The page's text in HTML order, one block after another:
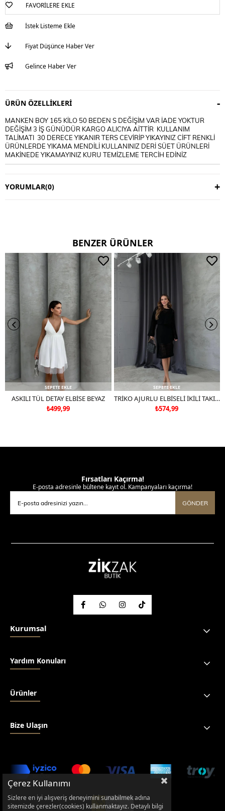
FAVORILERE EKLE
İstek Listeme Ekle
Fiyat Düşünce Haber Ver
Gelince Haber Ver
ÜRÜN ÖZELLIKLERI
MANKEN BOY 165 KİLO 50 BEDEN S DEĞİŞİM VAR İADE YOKTUR
DEĞİŞİM 3 İŞ GÜNÜDÜR KARGO ALICIYA AİTTİR KULLANIM
TALİMATI 30 DERECE YIKANIR TERS CEVİRİP YIKAYINIZ CİFT RENKLİ
ÜRÜNLERDE YIKAMA MENDİLİ KULLANINIZ DERİ SÜET ÜRÜNLERİ
MAKİNEDE YIKAMAYINIZ KURU TEMİZLEME TERCİH EDİNİZ
YORUMLAR(0)
BENZER ÜRÜNLER
SEPETE EKLE
ASKILI TÜL DETAY ELBİSE BEYAZ
₺499,99
SEPETE EKLE
TRİKO AJURLU ELBİSELİ İKİLİ TAKIM SİYAH
₺574,99
Fırsatları Kaçırma!
E-posta adresinle bültene kayıt ol. Kampanyaları kaçırma!
GÖNDER
Kurumsal
Yardım Konuları
Ürünler
Bize Ulaşın
Çerez Kullanımı
Sizlere en iyi alışveriş deneyimini sunabilmek adına
sitemizde çerezler(cookies) kullanmaktayız. Detaylı bilgi